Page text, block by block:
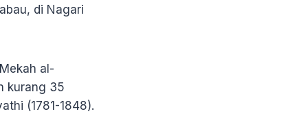
di Nagari
al-
kurang 35
(1781-1848).